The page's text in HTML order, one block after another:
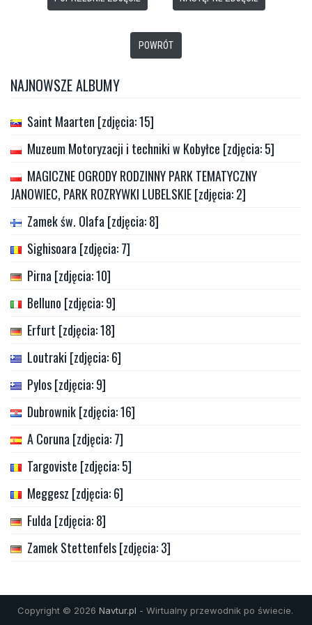
POWRÓT
NAJNOWSZE ALBUMY
Saint Maarten [zdjęcia: 15]
Muzeum Motoryzacji i techniki w Kobyłce [zdjęcia: 5]
MAGICZNE OGRODY RODZINNY PARK TEMATYCZNY
JANOWIEC, PARK ROZRYWKI LUBELSKIE [zdjęcia: 2]
Zamek św. Olafa [zdjęcia: 8]
Sighisoara [zdjęcia: 7]
Pirna [zdjęcia: 10]
Belluno [zdjęcia: 9]
Erfurt [zdjęcia: 18]
Loutraki [zdjęcia: 6]
Pylos [zdjęcia: 9]
Dubrownik [zdjęcia: 16]
A Coruna [zdjęcia: 7]
Targoviste [zdjęcia: 5]
Meggesz [zdjęcia: 6]
Fulda [zdjęcia: 8]
Zamek Stettenfels [zdjęcia: 3]
Copyright © 2026 Navtur.pl - Wirtualny przewodnik po świecie.